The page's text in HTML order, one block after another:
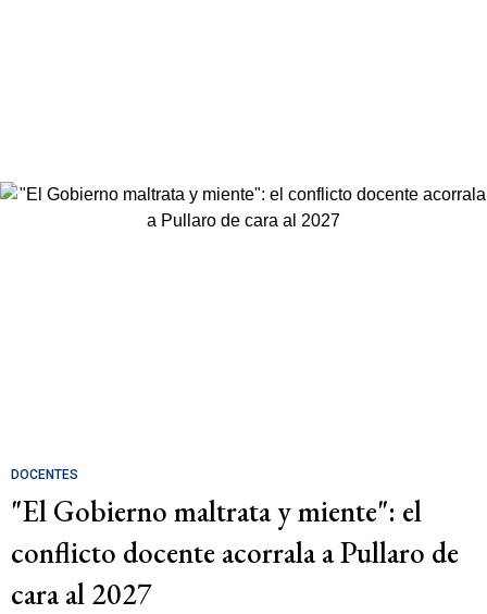
DOCENTES
"El Gobierno maltrata y miente": el
conflicto docente acorrala a Pullaro de
cara al 2027